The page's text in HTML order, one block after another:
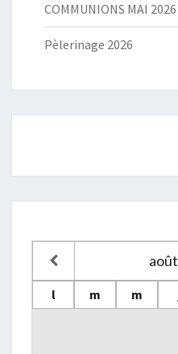
COMMUNIONS MAI 2026
Pèlerinage 2026
août
l m m